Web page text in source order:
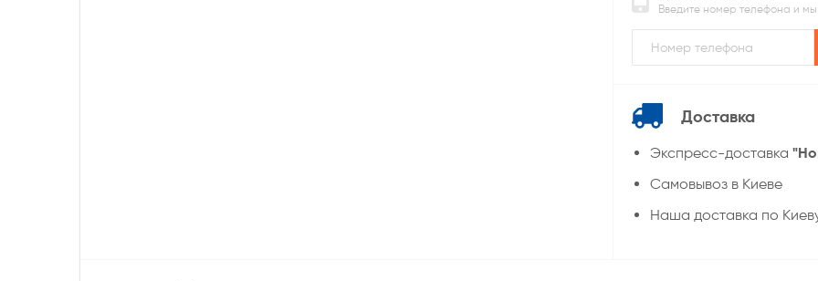
Введите номер телефона и
Доставка
Экспресс-доставка
Самовывоз в Киеве
Наша доставка по